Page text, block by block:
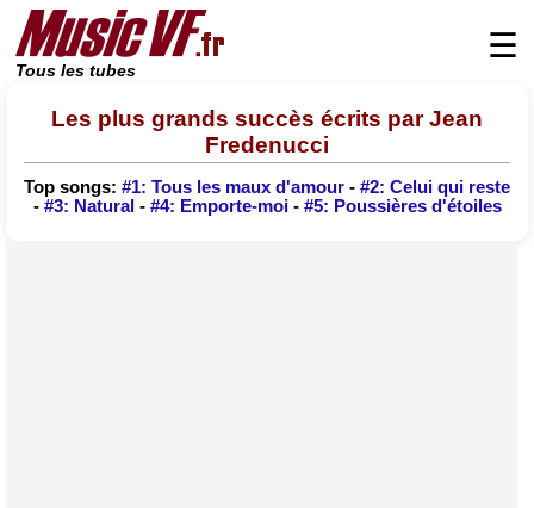
Tous les tubes
☰
Les plus grands succès écrits par Jean
Fredenucci
Top songs: #1: Tous les maux d'amour - #2: Celui qui reste
- #3: Natural - #4: Emporte-moi- #5: Poussières d'étoiles